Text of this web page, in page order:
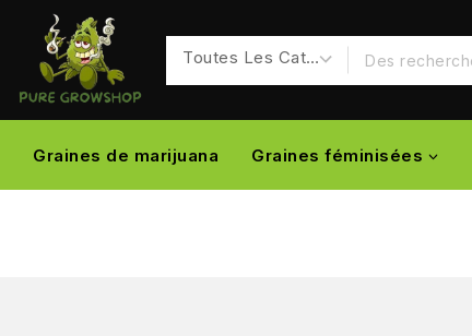
Graines de marijuana Graines féminisées